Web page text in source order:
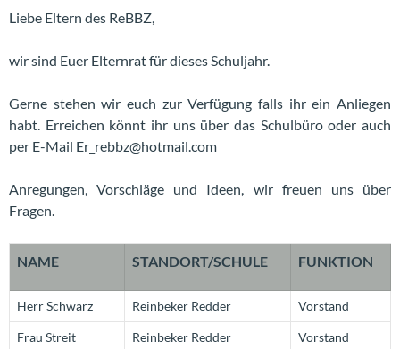
Liebe Eltern des ReBBZ,
wir sind Euer Elternrat für dieses Schuljahr.
Gerne stehen wir euch zur Verfügung falls ihr ein Anliegen
habt. Erreichen könnt ihr uns über das Schulbüro oder auch
per E-Mail Er_rebbz@hotmail.com
Anregungen, Vorschläge und Ideen, wir freuen uns über
Fragen.
NAME STANDORT/SCHULE FUNKTION
Herr Schwarz Reinbeker Redder Vorstand
Frau Streit Reinbeker Redder Vorstand